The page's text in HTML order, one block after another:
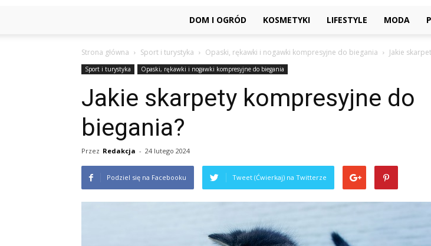
DOM I OGRÓD KOSMETYKI LIFESTYLE MODA
Strona główna Sport i turystyka Opaski, rękawki i nogawki kompresyjne do biegania Jakie
Sport i turystyka Opaski, rękawki i nogawki kompresyjne do biegania
Jakie skarpety kompresyjne do
biegania?
Przez Redakcja - 24 lutego 2024
Podziel się na Facebooku Tweet (Ćwierkaj) na Twitterze